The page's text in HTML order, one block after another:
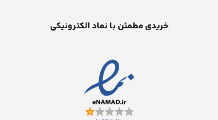
خریدی مطمئن با نماد الکترونیکی